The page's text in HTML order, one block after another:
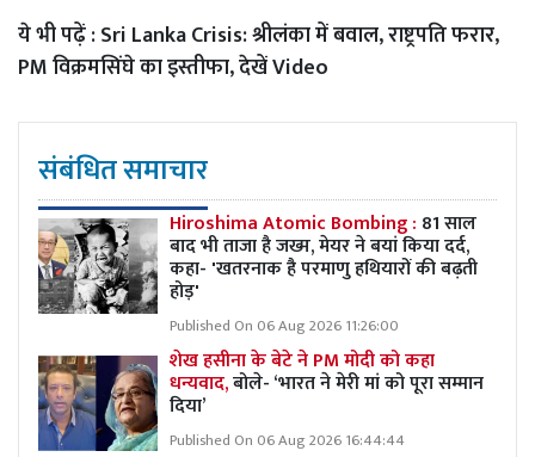
ये भी पढ़ें :Sri Lanka Crisis: श्रीलंका में बवाल, राष्ट्रपति फरार,
PM विक्रमसिंघे का इस्तीफा, देखें Video
संबंधित समाचार
Hiroshima Atomic Bombing : 81 साल
बाद भी ताजा है जख्म, मेयर ने बयां किया दर्द,
कहा- 'खतरनाक है परमाणु हथियारों की बढ़ती
होड़'
Published On 06 Aug 2026 11:26:00
शेख हसीना के बेटे ने PM मोदी को कहा
धन्यवाद,बोले- ‘भारत ने मेरी मां को पूरा सम्मान
दिया’
Published On 06 Aug 2026 16:44:44